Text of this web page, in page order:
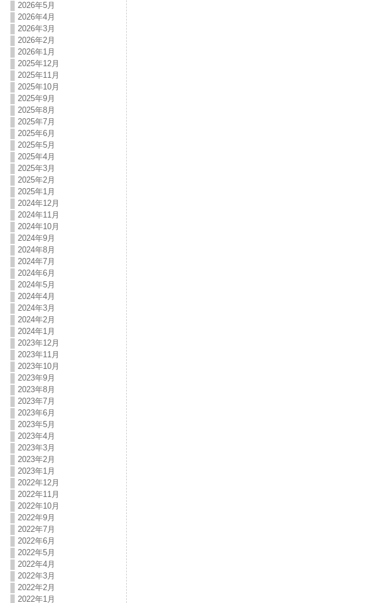
2026年5月
2026年4月
2026年3月
2026年2月
2026年1月
2025年12月
2025年11月
2025年10月
2025年9月
2025年8月
2025年7月
2025年6月
2025年5月
2025年4月
2025年3月
2025年2月
2025年1月
2024年12月
2024年11月
2024年10月
2024年9月
2024年8月
2024年7月
2024年6月
2024年5月
2024年4月
2024年3月
2024年2月
2024年1月
2023年12月
2023年11月
2023年10月
2023年9月
2023年8月
2023年7月
2023年6月
2023年5月
2023年4月
2023年3月
2023年2月
2023年1月
2022年12月
2022年11月
2022年10月
2022年9月
2022年7月
2022年6月
2022年5月
2022年4月
2022年3月
2022年2月
2022年1月